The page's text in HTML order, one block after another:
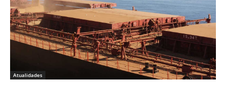
Atualidades